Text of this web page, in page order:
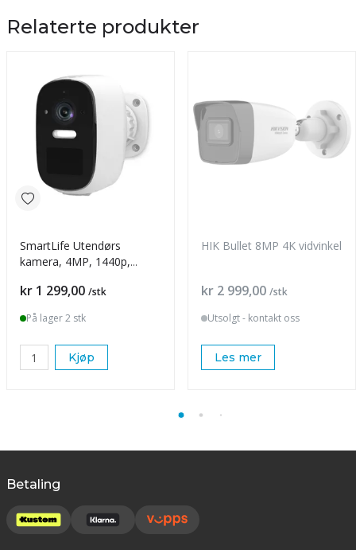
Relaterte produkter
SmartLife Utendørs
kamera, 4MP, 1440p,
Pris
kr 1 299,00 /stk
På lager 2 stk
Kjøp
HIK Bullet 8MP 4K vidvinkel
Pris
kr 2 999,00 /stk
Utsolgt - kontakt oss
Les mer
Betaling